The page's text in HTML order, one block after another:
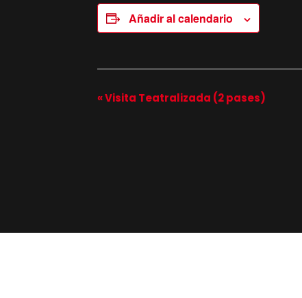
Añadir al calendario
n
g
«Visita Teatralizada (2 pases)